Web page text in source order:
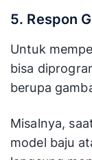
5. Respon
Untuk
bisa
berupa
Misalnya,
model baju